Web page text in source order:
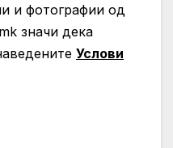
и фотографии од
значи дека
Услови